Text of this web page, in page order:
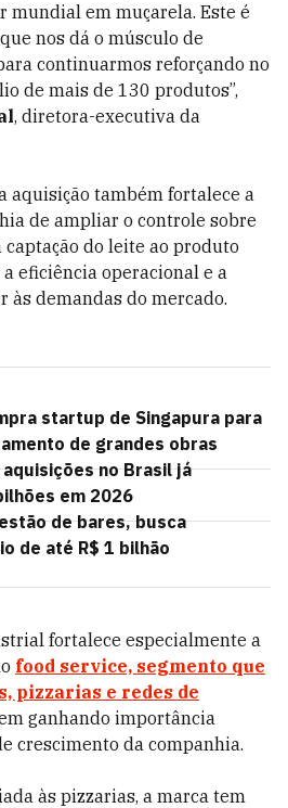
mundial em muçarela. Este é
nos dá o músculo de
continuarmos reforçando no
de mais de 130 produtos”,
, diretora-executiva da
aquisição também fortalece a
de ampliar o controle sobre
do leite ao produto
eficiência operacional e a
às demandas do mercado.
startup de Singapura para
de grandes obras
no Brasil já
em 2026
de bares, busca
de até R$ 1 bilhão
fortalece especialmente a
food service, segmento que
pizzarias e redes de
ganhando importância
crescimento da companhia.
às pizzarias, a marca tem